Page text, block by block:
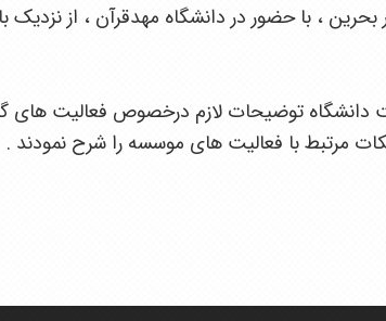
، با حضور در دانشگاه مهدقرآن ، از نزدیک
دانشگاه توضیحات لازم درخصوص فعالیت های
مرتبط با فعالیت های موسسه را شرح نمودند .